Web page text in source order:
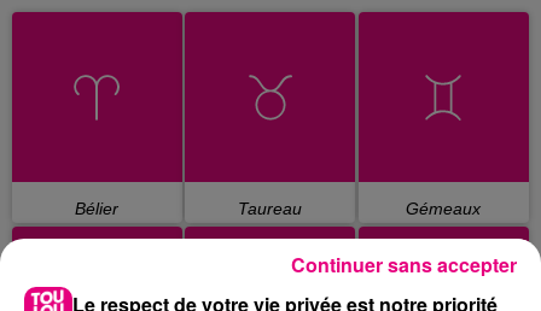
Bélier Taureau Gémeaux
Le respect de votre vie privée est notre priorité
Continuer sans accepter